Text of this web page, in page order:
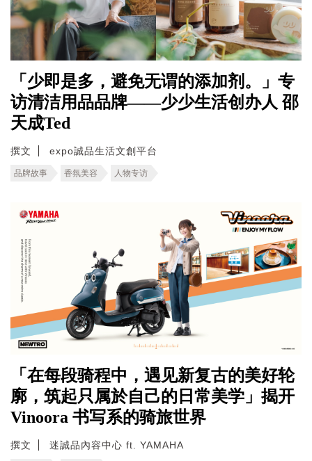
「少即是多，避免无谓的添加剂。」专
访清洁用品品牌——少少生活创办人 邵
天成Ted
撰文 expo誠品生活文創平台
品牌故事 香氛美容 人物专访
「在每段骑程中，遇见新复古的美好轮
廓，筑起只属於自己的日常美学」揭开
Vinoora 书写系的骑旅世界
撰文 迷誠品內容中心 ft. YAMAHA